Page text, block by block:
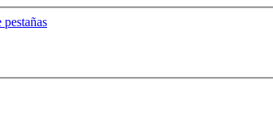
pestañas